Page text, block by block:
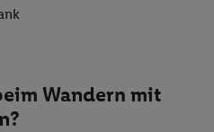
Wandern mit